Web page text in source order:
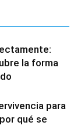
la forma
para
qué se